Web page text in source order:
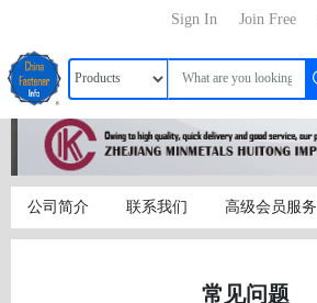
Join Free
Sign In
公司简介 联系我们 高级会员服务
常见问题